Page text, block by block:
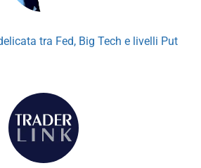
tra Fed, Big Tech e livelli Put